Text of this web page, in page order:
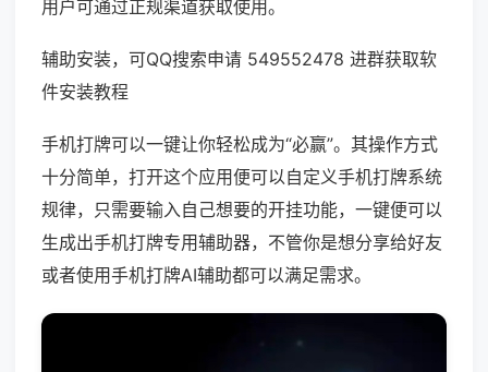
用户可通过正规渠道获取使用。
辅助安装，可QQ搜索申请 549552478 进群获取软
件安装教程
手机打牌可以一键让你轻松成为“必赢”。其操作方式
十分简单，打开这个应用便可以自定义手机打牌系统
规律，只需要输入自己想要的开挂功能，一键便可以
生成出手机打牌专用辅助器，不管你是想分享给好友
或者使用手机打牌AI辅助都可以满足需求。